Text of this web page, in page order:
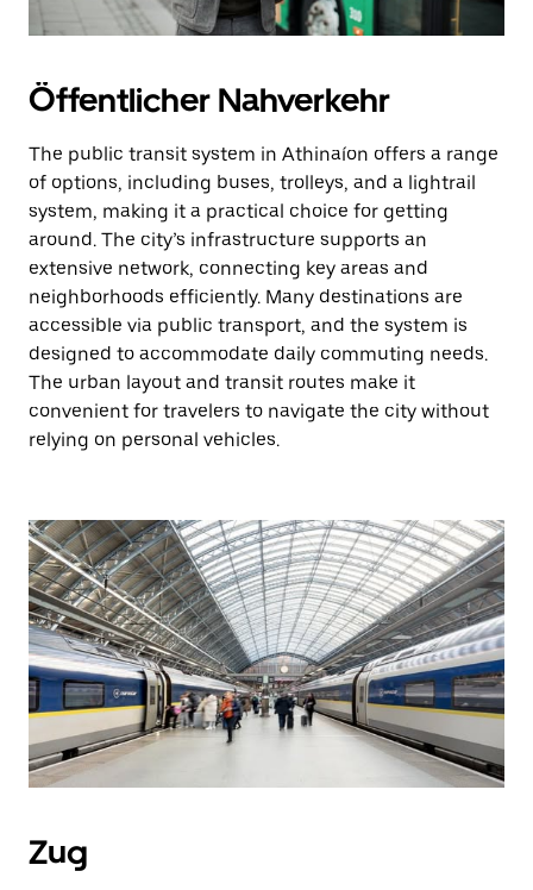
Öffentlicher Nahverkehr
The public transit system in Athinaíon offers a range
of options, including buses, trolleys, and a lightrail
system, making it a practical choice for getting
around. The city’s infrastructure supports an
extensive network, connecting key areas and
neighborhoods efficiently. Many destinations are
accessible via public transport, and the system is
designed to accommodate daily commuting needs.
The urban layout and transit routes make it
convenient for travelers to navigate the city without
relying on personal vehicles.
Zug